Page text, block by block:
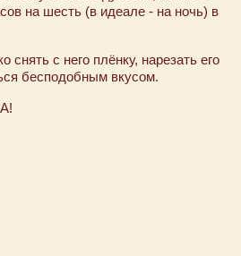
на шесть (в идеале - на ночь) в
с него плёнку, нарезать его
бесподобным вкусом.